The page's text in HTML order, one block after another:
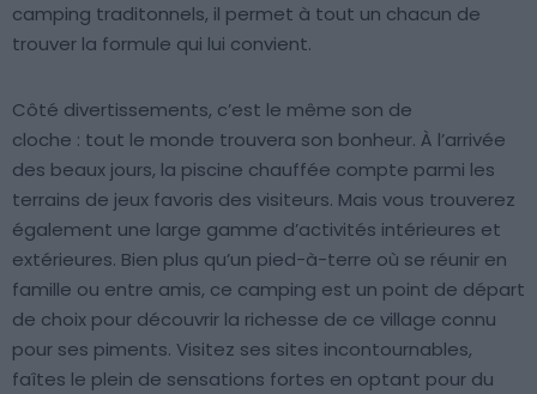
camping traditonnels, il permet à tout un chacun de
trouver la formule qui lui convient.
Côté divertissements, c’est le même son de
cloche : tout le monde trouvera son bonheur. À l’arrivée
des beaux jours, la piscine chauffée compte parmi les
terrains de jeux favoris des visiteurs. Mais vous trouverez
également une large gamme d’activités intérieures et
extérieures. Bien plus qu’un pied-à-terre où se réunir en
famille ou entre amis, ce camping est un point de départ
de choix pour découvrir la richesse de ce village connu
pour ses piments. Visitez ses sites incontournables,
faîtes le plein de sensations fortes en optant pour du